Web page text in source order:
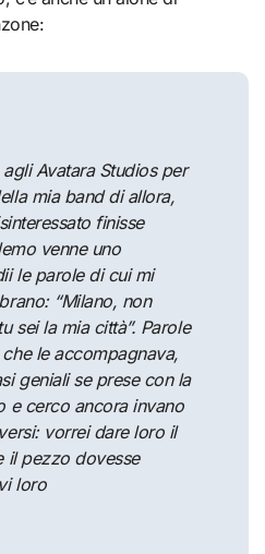
Avatara Studios per
mia band di allora,
finisse
venne uno
le parole di cui mi
“Milano, non
sei la mia città”. Parole
le accompagnava,
geniali se prese con la
e cerco ancora invano
vorrei dare loro il
il pezzo dovesse
loro